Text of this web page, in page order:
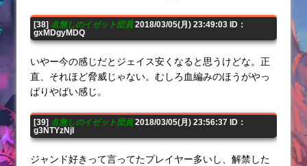
[38] 名無しのイゼット団員2018/03/05(月) 23:49:03 ID：
gxMDgyMDQ
いやー今の感じだとジェイス安くなると思うけどな。正
直、それほど脅威じゃない。むしろ血編みのほうがやっ
ぱりやばい感じ。
[39] 名無しのイゼット団員2018/03/05(月) 23:56:37 ID：
g3NTYzNjI
ジャンド好きって言ってたプレイヤー多いし、解禁した